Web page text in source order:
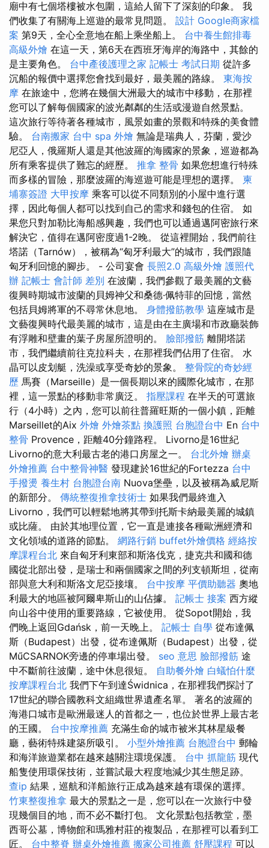
廟中有七個塔樓被水包圍，這給人留下了深刻的印象。 我
們收集了有關海上巡遊的最常見問題。 設計 Google商家檔
案 第9天，全心全意地在船上乘坐船上。 台中養生館排毒
高級外燴 在這一天，第6天在西班牙海岸的海路中，其餘的
是主要角色。 台中產後護理之家 記帳士 考試日期 從許多
沉船的報價中選擇您會找到最好，最美麗的路線。 東海按
摩 在旅途中，您將在幾個大洲最大的城市中移動，在那裡
您可以了解每個國家的波光粼粼的生活或漫遊自然景點。
這次旅行等待著各種城市，風景如畫的景觀和特殊的美食體
驗。 台南搬家 台中 spa 外燴 無論是瑞典人，芬蘭，愛沙
尼亞人，俄羅斯人還是其他波羅的海國家的景象，巡遊都為
所有乘客提供了難忘的經歷。 推拿 整骨 如果您想進行特殊
而多樣的冒險，那麼波羅的海巡遊可能是理想的選擇。 柬
埔寨簽證 大甲按摩 乘客可以從不同類別的小屋中進行選
擇，因此每個人都可以找到自己的需求和錢包的住宿。 如
果您只對加勒比海船感興趣，我們也可以通過邁阿密旅行來
解決它，值得在邁阿密度過1-2晚。 從這裡開始，我們前往
塔諾（Tarnów），被稱為“匈牙利最大”的城市，我們跟隨
匈牙利回憶的腳步。 - 公司宴會 長照2.0 高級外燴 護照代
辦 記帳士 會計師 差別 在波蘭，我們參觀了最美麗的文藝
復興時期城市波蘭的貝姆神父和桑德·佩特菲的回憶，當然
包括貝姆將軍的不尋常休息地。 身體撥筋教學 這座城市是
文藝復興時代最美麗的城市，這是由在主廣場和市政廳裝飾
有浮雕和壁畫的葉子房屋所證明的。 臉部撥筋 離開塔諾
市，我們繼續前往克拉科夫，在那裡我們佔用了住宿。 水
晶可以皮划艇，洗澡或享受奇妙的景象。 整骨院的奇妙經
歷 馬賽（Marseille）是一個長期以來的國際化城市，在那
裡，這一景點的移動非常廣泛。 指壓課程 在半天的可選旅
行（4小時）之內，您可以前往普羅旺斯的一個小鎮，距離
Marseillet的Aix 外燴 外燴茶點 換護照 台胞證台中 En 台中
整骨 Provence，距離40分鐘路程。 Livorno是16世紀
Livorno的意大利最古老的港口房屋之一。 台北外燴 辦桌
外燴推薦 台中整骨神醫 發現建於16世紀的Fortezza 台中
手撥燙 養生村 台胞證台南 Nuova堡壘，以及被稱為威尼斯
的新部分。 傳統整復推拿技術士 如果我們最終進入
Livorno，我們可以輕鬆地將其帶到托斯卡納最美麗的城鎮
或比薩。 由於其地理位置，它一直是連接各種歐洲經濟和
文化領域的道路的節點。 網路行銷 buffet外燴價格 經絡按
摩課程台北 來自匈牙利東部和斯洛伐克，捷克共和國和德
國從北部出發，是瑞士和兩個國家之間的列支頓斯坦，從南
部與意大利和斯洛文尼亞接壤。 台中按摩 平價助聽器 奧地
利最大的地區被阿爾卑斯山的山佔據。 記帳士 接案 西方縱
向山谷中使用的重要路線，它被使用。 從Sopot開始，我
們晚上返回Gdańsk，前一天晚上。 記帳士 自學 從布達佩
斯（Budapest）出發，從布達佩斯（Budapest）出發，從
MűCSARNOK旁邊的停車場出發。 seo 意思 臉部撥筋 途
中不斷前往波蘭，途中休息很短。 自助餐外燴 白蟻怕什麼
按摩課程台北 我們下午到達Świdnica，在那裡我們探討了
17世紀的聯合國教科文組織世界遺產名單。 著名的波羅的
海港口城市是歐洲最迷人的首都之一，也位於世界上最古老
的王國。 台中按摩推薦 充滿生命的城市被米其林星級餐
廳，藝術特殊建築所吸引。 小型外燴推薦 台胞證台中 郵輪
和海洋旅遊業都在越來越關注環境保護。 台中 抓龍筋 現代
船隻使用環保技術，並嘗試最大程度地減少其生態足跡。
查ip 結果，巡航和洋船旅行正成為越來越有環保的選擇。
竹東整復推拿 最大的景點之一是，您可以在一次旅行中發
現幾個目的地，而不必不斷打包。 文化景點包括教堂，墨
西哥公墓，博物館和瑪雅村莊的複製品，在那裡可以看到工
匠。 台中整脊 辦桌外燴推薦 搬家公司推薦 舒壓課程 可以